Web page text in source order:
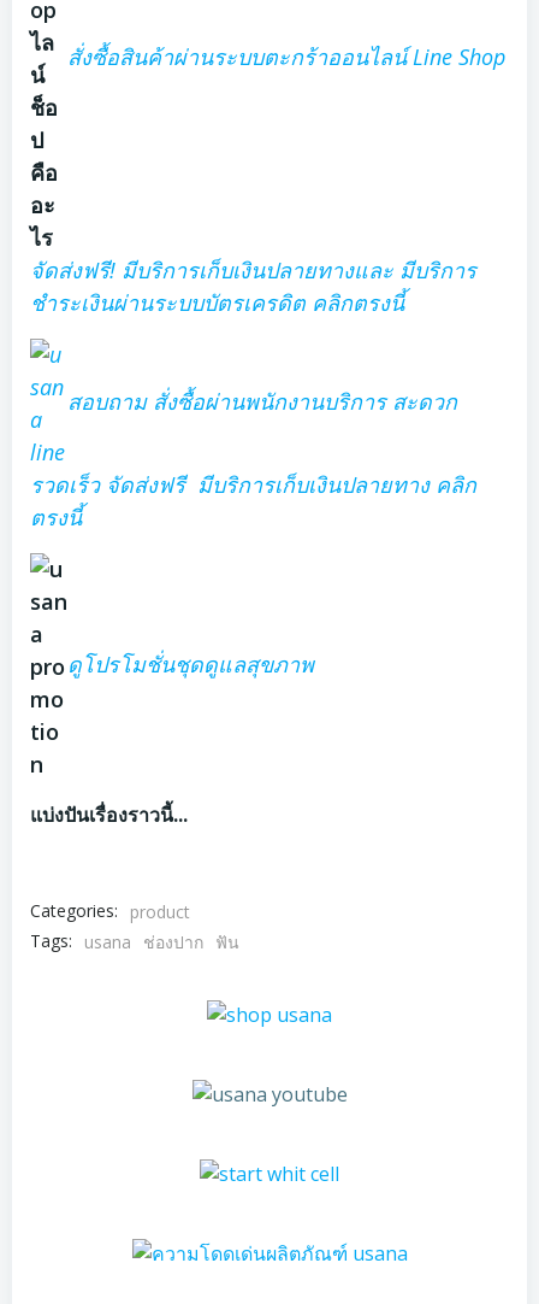
สั่งซื้อสินค้าผ่านระบบตะกร้าออนไลน์ Line Shop
จัดส่งฟรี! มีบริการเก็บเงินปลายทางและ มีบริการ
ชำระเงินผ่านระบบบัตรเครดิต คลิกตรงนี้
สอบถาม สั่งซื้อผ่านพนักงานบริการ สะดวก
รวดเร็ว จัดส่งฟรี มีบริการเก็บเงินปลายทาง คลิก
ตรงนี้
ดูโปรโมชั่นชุดดูแลสุขภาพ
แบ่งปันเรื่องราวนี้...
Categories:
product
Tags:
usana ช่องปาก ฟัน